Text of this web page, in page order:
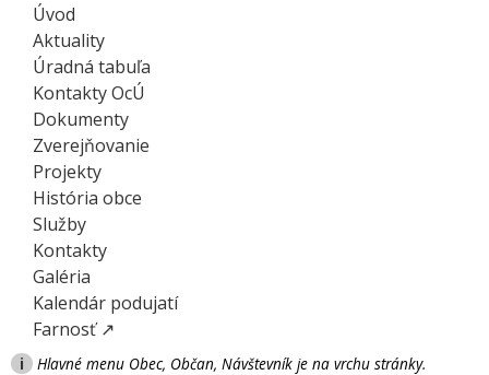
Úvod
Aktuality
Úradná tabuľa
Kontakty OcÚ
Dokumenty
Zverejňovanie
Projekty
História obce
Služby
Kontakty
Galéria
Kalendár podujatí
Farnosť ↗
i Hlavné menu Obec, Občan, Návštevník je na vrchu stránky.